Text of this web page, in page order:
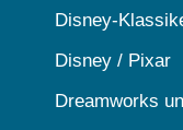
Disney-
Disney / Pixar
Dreamworks